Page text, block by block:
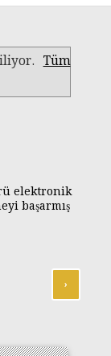
Tüm
elektronik
başarmış
›